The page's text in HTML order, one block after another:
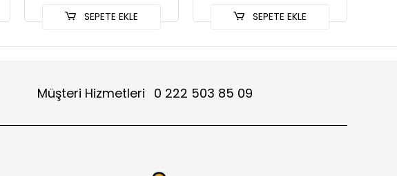
SEPETE EKLE SEPETE EKLE
Müşteri Hizmetleri 0 222 503 85 09